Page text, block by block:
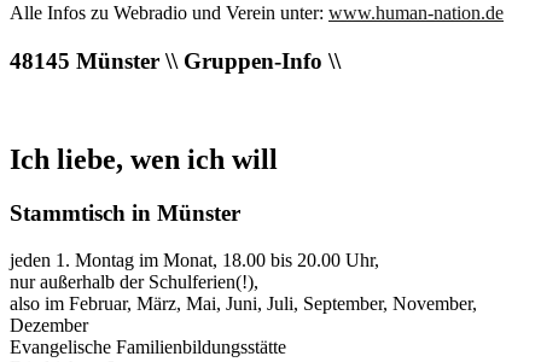
Alle Infos zu Webradio und Verein unter: www.human-nation.de
48145 Münster \\ Gruppen-Info \\
Ich liebe, wen ich will
Stammtisch in Münster
jeden 1. Montag im Monat, 18.00 bis 20.00 Uhr,
nur außerhalb der Schulferien(!),
also im Februar, März, Mai, Juni, Juli, September, November,
Dezember
Evangelische Familienbildungsstätte